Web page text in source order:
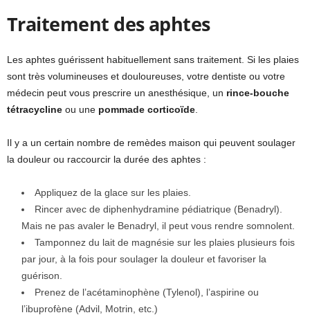
Traitement des aphtes
Les aphtes guérissent habituellement sans traitement. Si les plaies
sont très volumineuses et douloureuses, votre dentiste ou votre
médecin peut vous prescrire un anesthésique, un rince-bouche
tétracycline ou une pommade corticoïde
Il y a un certain nombre de remèdes maison qui peuvent soulager
la douleur ou raccourcir la durée des aphtes :
Appliquez de la glace sur les plaies.
Rincer avec de diphenhydramine pédiatrique (Benadryl).
Mais ne pas avaler le Benadryl, il peut vous rendre somnolent.
Tamponnez du lait de magnésie sur les plaies plusieurs fois
par jour, à la fois pour soulager la douleur et favoriser la
guérison.
Prenez de l’acétaminophène (Tylenol), l’aspirine ou
l’ibuprofène (Advil, Motrin, etc.)